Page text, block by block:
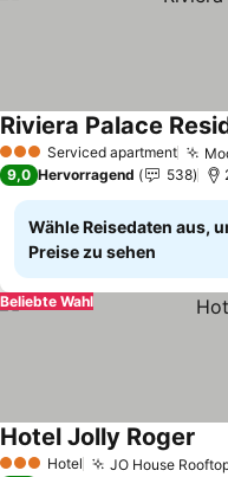
3 SterneServiced apartment
Riviera Palace
9,0 Hervorragend 538
Wähle Reisedaten aus,
Preise zu sehen
Beliebte Wahl
3 SterneHotel JO House
Hotel Jolly Roger